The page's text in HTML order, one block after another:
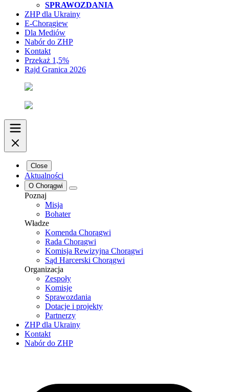
SPRAWOZDANIA
ZHP dla Ukrainy
E-Chorągiew
Dla Mediów
Nabór do ZHP
Kontakt
Przekaż 1,5%
Rajd Granica 2026
Close
Aktualności
O Chorągwi
Poznaj
Misja
Bohater
Władze
Komenda Chorągwi
Rada Chorągwi
Komisja Rewizyjna Chorągwi
Sąd Harcerski Chorągwi
Organizacja
Zespoły
Komisje
Sprawozdania
Dotacje i projekty
Partnerzy
ZHP dla Ukrainy
Kontakt
Nabór do ZHP